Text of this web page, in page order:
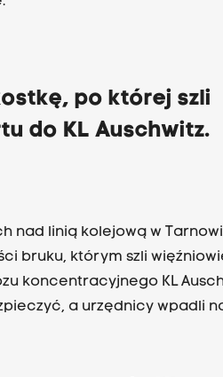
po której szli
do KL Auschwitz.
nad linią kolejową w
bruku, którym szli
a urzędnicy wpadli